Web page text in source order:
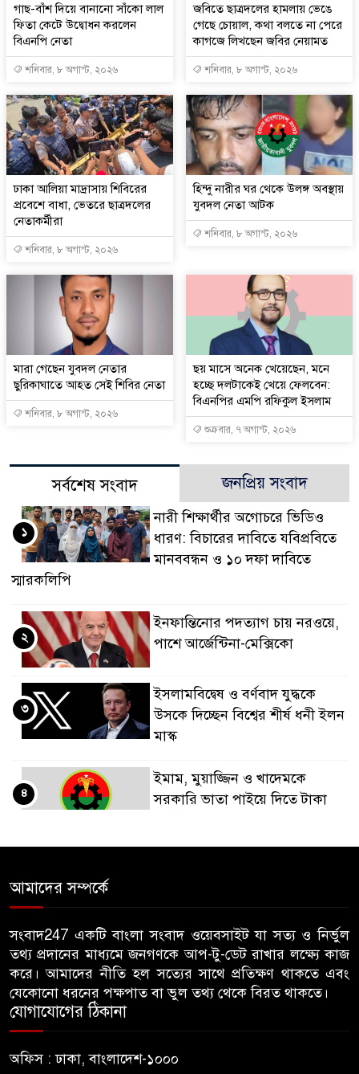
গাছ-বাঁশ দিয়ে বানানো সাঁকো লাল
ফিতা কেটে উদ্বোধন করলেন
বিএনপি নেতা
শনিবার, ৮ অগাস্ট, ২০২৬
জবিতে ছাত্রদলের হামলায় ভেঙে
গেছে চোয়াল, কথা বলতে না পেরে
কাগজে লিখছেন জবির নেয়ামত
শনিবার, ৮ অগাস্ট, ২০২৬
ঢাকা আলিয়া মাদ্রাসায় শিবিরের
প্রবেশে বাধা, ভেতরে ছাত্রদলের
নেতাকর্মীরা
শনিবার, ৮ অগাস্ট, ২০২৬
হিন্দু নারীর ঘর থেকে উলঙ্গ অবস্থায়
যুবদল নেতা আটক
শনিবার, ৮ অগাস্ট, ২০২৬
মারা গেছেন যুবদল নেতার
ছুরিকাঘাতে আহত সেই শিবির নেতা
শনিবার, ৮ অগাস্ট, ২০২৬
ছয় মাসে অনেক খেয়েছেন, মনে
হচ্ছে দলটাকেই খেয়ে ফেলবেন:
বিএনপির এমপি রফিকুল ইসলাম
শুক্রবার, ৭ অগাস্ট, ২০২৬
সর্বশেষ সংবাদ জনপ্রিয় সংবাদ
নারী শিক্ষার্থীর অগোচরে ভিডিও
ধারণ: বিচারের দাবিতে যবিপ্রবিতে
মানববন্ধন ও ১০ দফা দাবিতে
স্মারকলিপি
১
ইনফান্তিনোর পদত্যাগ চায় নরওয়ে,
পাশে আর্জেন্টিনা-মেক্সিকো
২
ইসলামবিদ্বেষ ও বর্ণবাদ যুদ্ধকে
উসকে দিচ্ছেন বিশ্বের শীর্ষ ধনী ইলন
মাস্ক
৩
ইমাম, মুয়াজ্জিন ও খাদেমকে
সরকারি ভাতা পাইয়ে দিতে টাকা
৪
বিএনপি নেতা
৫
জন্মনিবন্ধন সংশোধনের নামে অর্থ
নেয়ায় কৃষকদল নেতাকে অব্যাহতি
৬
গেছে চোয়াল, কথা বলতে না পেরে
৭
আমাদের সম্পর্কে
সংবাদ247 একটি বাংলা সংবাদ ওয়েবসাইট যা সত্য ও নির্ভুল
তথ্য প্রদানের মাধ্যমে জনগণকে আপ-টু-ডেট রাখার লক্ষ্যে কাজ
করে। আমাদের নীতি হল সত্যের সাথে প্রতিক্ষণ থাকতে এবং
যেকোনো ধরনের পক্ষপাত বা ভুল তথ্য থেকে বিরত থাকতে।
যোগাযোগের ঠিকানা
অফিস : ঢাকা, বাংলাদেশ-১০০০